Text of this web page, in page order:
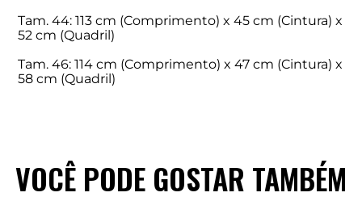
Tam. 44: 113 cm (Comprimento) x 45 cm (Cintura) x
52 cm (Quadril)
Tam. 46: 114 cm (Comprimento) x 47 cm (Cintura) x
58 cm (Quadril)
VOCÊ PODE GOSTAR TAMBÉM